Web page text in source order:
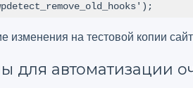
изменения на тестовой копии
для автоматизации